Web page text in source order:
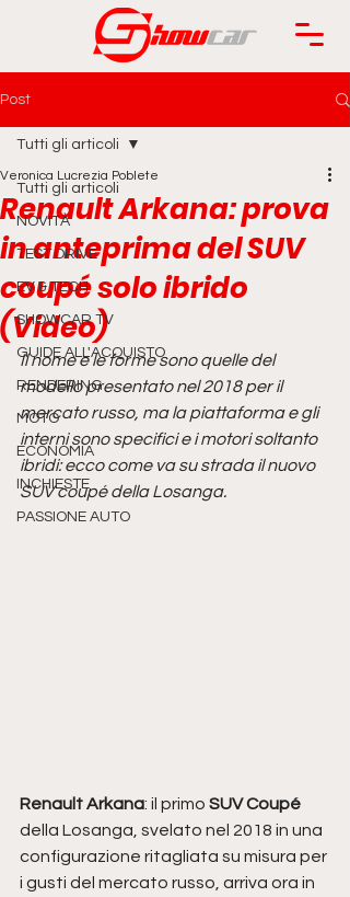
Post
Tutti gli articoli
NOVITÀ
TEST DRIVE
EV & TECH
SHOWCAR TV
GUIDE ALL'ACQUISTO
RENDERING
MOTO
ECONOMIA
INCHIESTE
PASSIONE AUTO
Tutti gli articoli
Renault Arkana: prova
in anteprima del SUV
coupé solo ibrido
(Video)
Veronica Lucrezia Poblete
Il nome e le forme sono quelle del
modello presentato nel 2018 per il
mercato russo, ma la piattaforma e gli
interni sono specifici e i motori soltanto
ibridi: ecco come va su strada il nuovo
SUV coupé della Losanga.
Renault Arkana: il primo SUV Coupé
della Losanga, svelato nel 2018 in una
configurazione ritagliata su misura per
i gusti del mercato russo, arriva ora in